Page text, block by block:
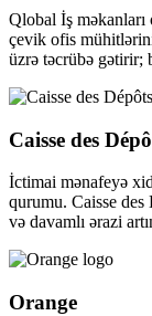
Qlobal İş
çevik ofis
üzrə təcrübə gətirir;
Caisse des
İctimai mənafeyə
qurumu. Caisse des
və davamlı ərazi
Orange